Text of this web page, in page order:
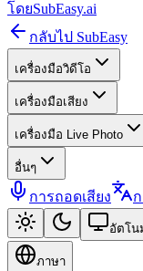
โดยSubEasy.ai
กลับไป SubEasy
เครื่องมือวิดีโอ
เครื่องมือเสียง
เครื่องมือ Live Photo
อื่นๆ
การถอดเสียง
อัตโน
ภาษา